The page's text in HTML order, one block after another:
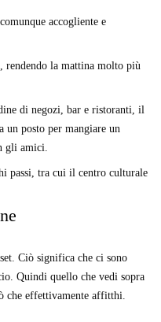
accogliente e
rendendo la mattina molto più
di negozi, bar e ristoranti, il
un posto per mangiare un
gli amici.
passi, tra cui il centro culturale
Ciò significa che ci sono
Quindi quello che vedi sopra
che effettivamente affitthi.